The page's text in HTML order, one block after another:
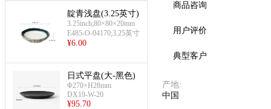
靛青浅盘(3.25英寸)
3.25inch;80×80×20mm
E485-O-04170;3.25英寸
¥6.00
日式平盘(大-黑色)
Φ270×H28mm
DX19-W-20
¥95.70
商品咨询
用户评价
典型客户
产地:
中国